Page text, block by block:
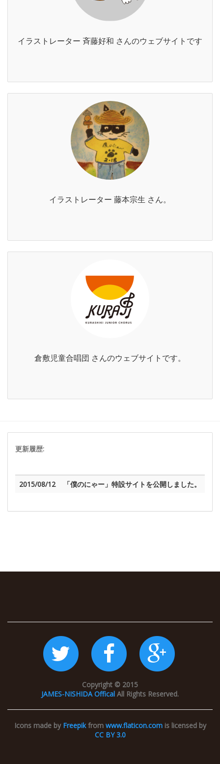
イラストレーター 斉藤好和 さんのウェブサイトです
イラストレーター 藤本宗生 さん。
倉敷児童合唱団 さんのウェブサイトです。
更新履歴:
2015/08/12 「僕のにゃー」特設サイトを公開しました。
Copyright © 2015
JAMES-NISHIDA Offical All Rights Reserved.
Icons made by Freepikfrom www.flaticon.comis licensed by
CC BY 3.0